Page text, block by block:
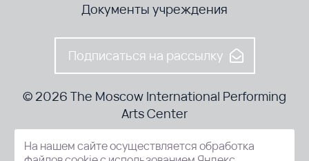
Документы учреждения
Подписаться на рассылку
© 2026 The Moscow International Performing
Arts Center
52-8, Kosmodamianskaya nab., Moscow, 115054, Russia
На нашем сайте осуществляется обработка